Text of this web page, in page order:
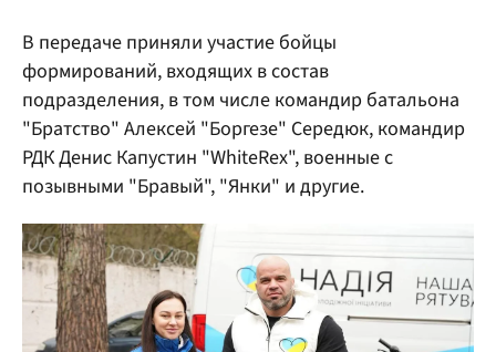
В передаче приняли участие бойцы
формирований, входящих в состав
подразделения, в том числе командир батальона
"Братство" Алексей "Боргезе" Середюк, командир
РДК Денис Капустин "WhiteRex", военные с
позывными "Бравый", "Янки" и другие.